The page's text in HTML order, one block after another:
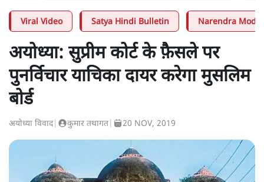
Viral Video Satya Hindi Bulletin Narendra Modi
अयोध्या: सुप्रीम कोर्ट के फ़ैसले पर
पुनर्विचार याचिका दायर करेगा मुसलिम
बोर्ड
अयोध्या विवाद| कुमार तथागत 20 NOV, 2019